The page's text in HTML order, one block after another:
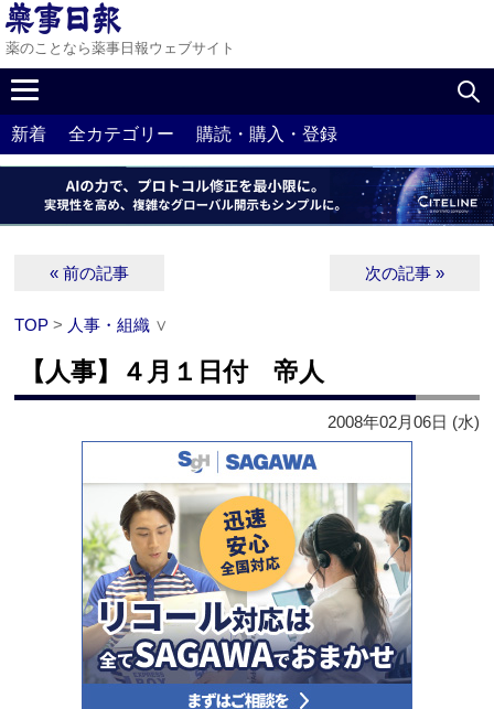
薬のことなら薬事日報ウェブサイト
新着 全カテゴリー 購読・購入・登録
« 前の記事 次の記事 »
TOP > 人事・組織 ∨
【人事】４月１日付 帝人
2008年02月06日 (水)